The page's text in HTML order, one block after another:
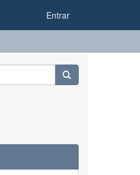
Entrar